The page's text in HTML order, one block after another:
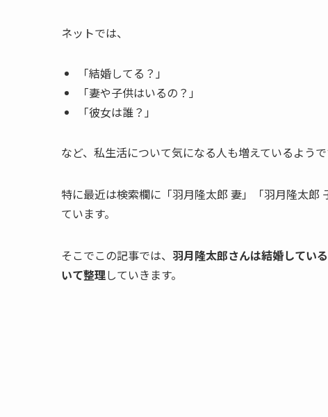
ネットでは、
「結婚してる？」
「妻や子供はいるの？」
「彼女は誰？」
など、私生活について気になる人も増えているようで
特に最近は検索欄に「羽月隆太郎 妻」「羽月隆太郎
ています。
そこでこの記事では、 羽月隆太郎さんは結婚してい
いて整理していきます。